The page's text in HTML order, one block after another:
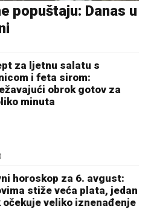
popuštaju: Danas u
za ljetnu salatu s
i feta sirom:
obrok gotov za
minuta
horoskop za 6. avgust:
stiže veća plata, jedan
očekuje veliko iznenađenje